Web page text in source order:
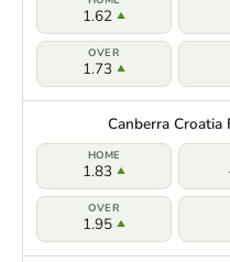
1.62
1.73
Canberra Croatia
1.83
1.95